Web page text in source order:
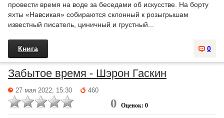
провести время на воде за беседами об искусстве. На борту
яхты «Навсикая» собираются склонный к розыгрышам
известный писатель, циничный и грустный...
0
Книга
Забытое время - Шэрон Гаскин
27 мая 2022, 15:30 460
0 Оценок: 0